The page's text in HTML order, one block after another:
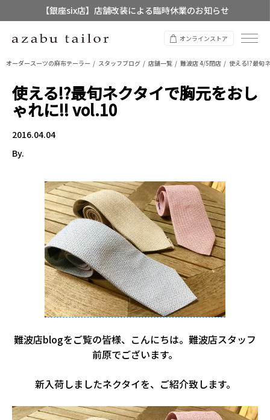
【店舗限定】レディースオーダースーツ
8/12~8/16 夏季休業のお知らせオンラインストア
オーダースーツの麻布テーラー スタッフブログ 店舗一覧 難波店 4/5閉店 使える!?最旬
使える!?最旬ネクタイで胸元をおし
ゃれに!! vol.10
2016.04.04
By.
難波店blogをご覧の皆様、こんにちは。難波店スタッフ
前原でございます。
新入荷しましたネクタイを、ご紹介致します。